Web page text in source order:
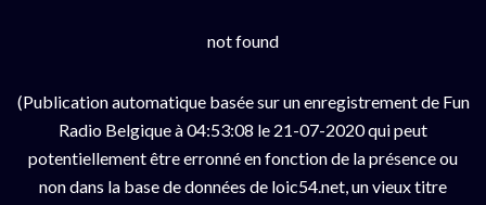
not found
(Publication automatique basée sur un enregistrement de Fun
Radio Belgique à 04:53:08 le 21-07-2020 qui peut
potentiellement être erronné en fonction de la présence ou
non dans la base de données de loic54.net, un vieux titre